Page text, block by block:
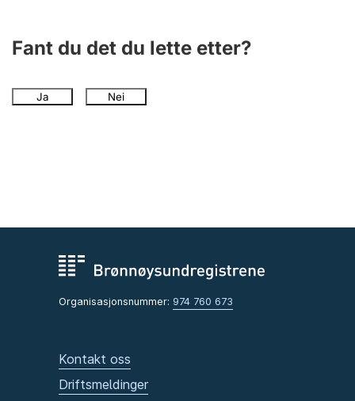
Fant du det du lette etter?
Ja Nei
Organisasjonsnummer: 974 760 673
Kontakt oss
Driftsmeldinger